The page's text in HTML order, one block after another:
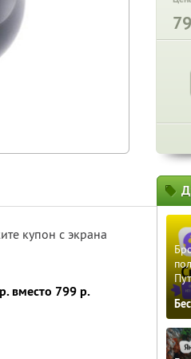
купон с экрана
вместо 799 р.